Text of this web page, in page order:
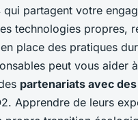
qui partagent votre
technologies propres,
place des pratiques
peut vous aider
partenariats avec
Apprendre de leurs